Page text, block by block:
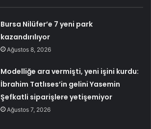
Bursa Nilüfer’e 7 yeni park
kazandırılıyor
Ağustos 8, 2026
Modelliğe ara vermişti, yeni işini kurdu:
İbrahim Tatlıses’in gelini Yasemin
Şefkatli siparişlere yetişemiyor
Ağustos 7, 2026